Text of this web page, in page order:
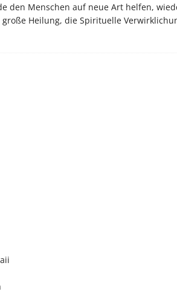
den Menschen auf neue Art helfen,
Heilung, die Spirituelle